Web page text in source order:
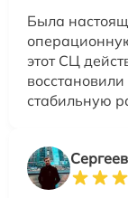
Была
этот СЦ
стабильную